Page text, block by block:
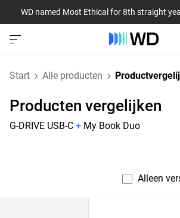
WD named Most Ethical for 8th straight
Start Alle producten
Producten vergelijken
G-DRIVE USB-C + My Book Duo
Alleen